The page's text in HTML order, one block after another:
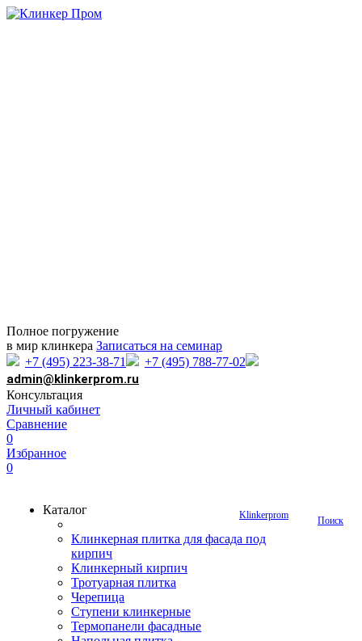
Полное погружение
в мир клинкера Записаться на семинар
+7 (495) 223-38-71
+7 (495) 788-77-02
admin@klinkerprom.ru
Консультация
Личный кабинет
Сравнение
0
Избранное
0
Поиск
Klinkerprom
Каталог
Клинкерная плитка для фасада под
кирпич
Клинкерный кирпич
Тротуарная плитка
Черепица
Ступени клинкерные
Термопанели фасадные